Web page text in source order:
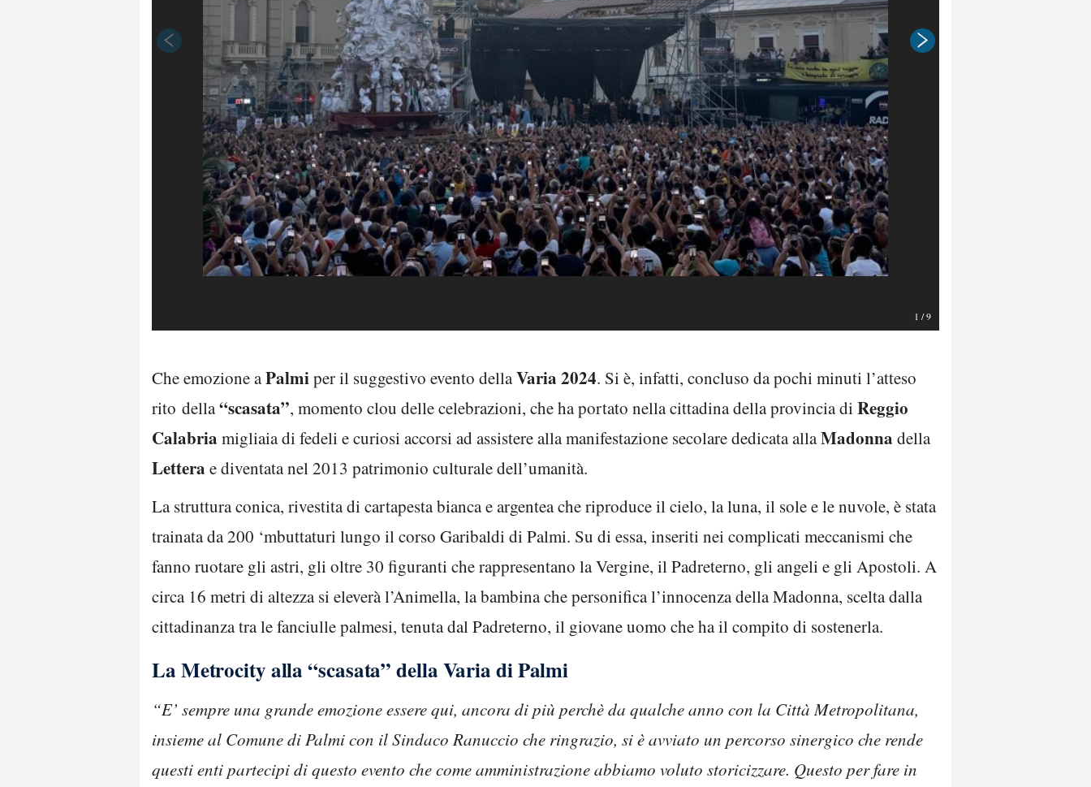
1 /9
Che emozione aPalmiper il suggestivo evento dellaVaria 2024. Si è, infatti, concluso da pochi minuti l’atteso
rito della“scasata”, momento clou delle celebrazioni, che ha portato nella cittadina della provincia di Reggio
Calabria migliaia di fedeli e curiosi accorsi ad assistere alla manifestazione secolare dedicata allaMadonna della
Lettera e diventata nel 2013 patrimonio culturale dell’umanità.
La struttura conica, rivestita di cartapesta bianca e argentea che riproduce il cielo, la luna, il sole e le nuvole, è stata
trainata da 200 ‘mbuttaturi lungo il corso Garibaldi di Palmi. Su di essa, inseriti nei complicati meccanismi che
fanno ruotare gli astri, gli oltre 30 figuranti che rappresentano la Vergine, il Padreterno, gli angeli e gli Apostoli. A
circa 16 metri di altezza si eleverà l’Animella, la bambina che personifica l’innocenza della Madonna, scelta dalla
cittadinanza tra le fanciulle palmesi, tenuta dal Padreterno, il giovane uomo che ha il compito di sostenerla.
La Metrocity alla “scasata” della Varia di Palmi
“E’ sempre una grande emozione essere qui, ancora di più perchè da qualche anno con la Città Metropolitana,
insieme al Comune di Palmi con il Sindaco Ranuccio che ringrazio, si è avviato un percorso sinergico che rende
questi enti partecipi di questo evento che come amministrazione abbiamo voluto storicizzare. Questo per fare in